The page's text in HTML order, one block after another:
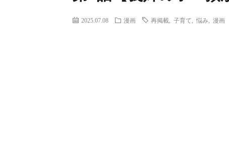
2025.07.08 漫画 再掲載 子育て 悩み 漫画